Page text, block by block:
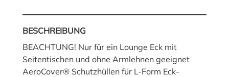
BESCHREIBUNG
BEACHTUNG! Nur für ein Lounge Eck mit
Seitentischen und ohne Armlehnen geeignet
AeroCover® Schutzhüllen für L-Form Eck-